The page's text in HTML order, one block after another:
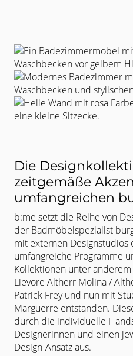
Die
zeitgemäße
umfangreichen
b:me setzt die Reihe von
der Badmöbelspezialist
mit externen Designstudios
umfangreiche Programme
Kollektionen unter
Lievore Altherr Molina /
Patrick Frey und nun mit
Marguerre entstanden.
durch die individuelle
Designerinnen und einen
Design-Ansatz aus.